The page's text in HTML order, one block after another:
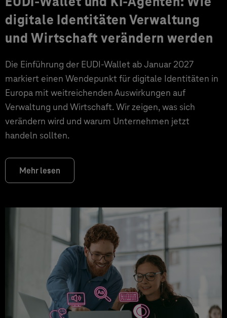
digitale Identitäten Verwaltung
und Wirtschaft verändern werden
Die Einführung der EUDI-Wallet ab Januar 2027
markiert einen Wendepunkt für digitale Identitäten in
Europa mit weitreichenden Auswirkungen auf
Verwaltung und Wirtschaft. Wir zeigen, was sich
verändern wird und warum Unternehmen jetzt
handeln sollten.
Mehr lesen